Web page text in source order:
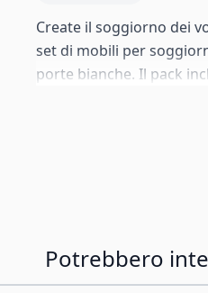
Create il soggiorno dei
set di mobili per
porte bianche. Il pack
Potrebbero